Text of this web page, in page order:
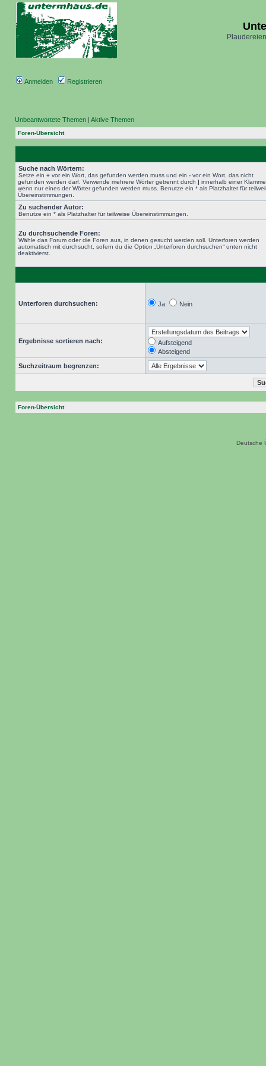
Anmelden Registrieren
Unbeantwortete Themen | Aktive Themen
Foren-Übersicht
Suche nach Wörtern:
Setze ein + vor ein Wort, das gefunden werden muss und ein - vor ein Wort, das nicht
gefunden werden darf. Verwende mehrere Wörter getrennt durch | innerhalb einer
wenn nur eines der Wörter gefunden werden muss. Benutze ein * als Platzhalter für
Übereinstimmungen.
Zu suchender Autor:
Benutze ein * als Platzhalter für teilweise Übereinstimmungen.
Zu durchsuchende Foren:
Wähle das Forum oder die Foren aus, in denen gesucht werden soll. Unterforen werden
automatisch mit durchsucht, sofern du die Option „Unterforen durchsuchen“ unten nicht
deaktivierst.
Unterforen durchsuchen: Ja Nein
Ergebnisse sortieren nach:
Aufsteigend
Absteigend
Suchzeitraum begrenzen:
Foren-Übersicht
Deutsche